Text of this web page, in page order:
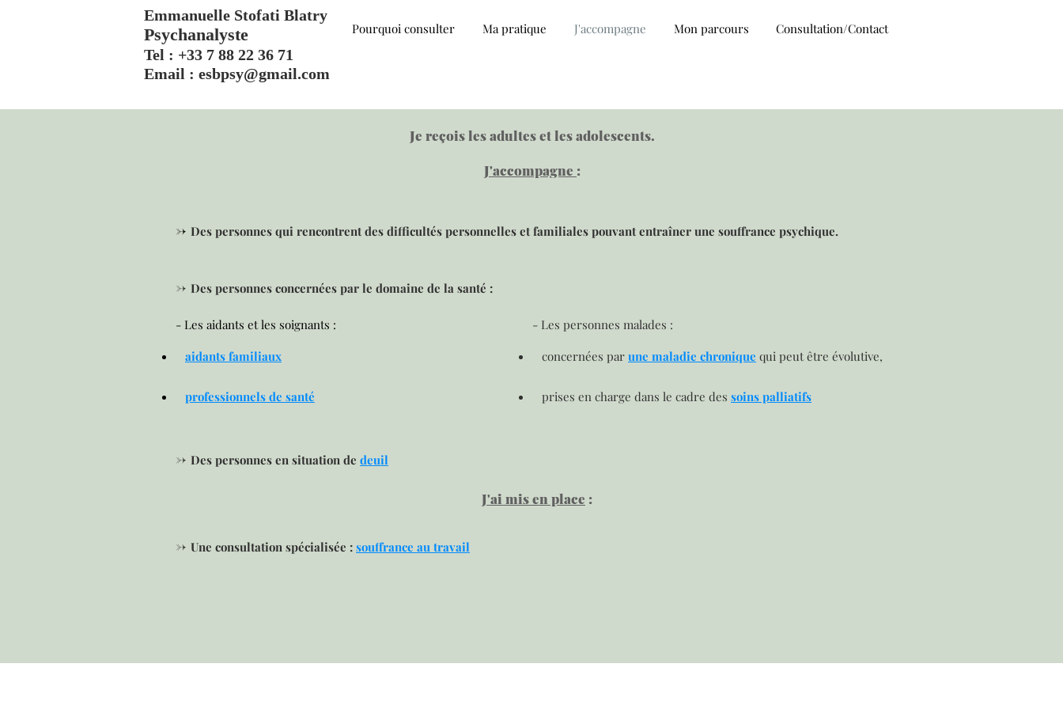
Emmanuelle Stofati Blatry
Psychanalyste
Tel : +33 7 88 22 36 71
Email : esbpsy@gmail.com
Pourquoi consulter Ma pratique J'accompagne Mon parcours Consultation/Contact
Je reçois les adultes et les adolescents.
J'accompagne :
-> Des personnes qui rencontrent des difficultés personnelles et familiales pouvant entraîner une souffrance psychique.
-> Des personnes concernées par le domaine de la santé :
- Les aidants et les soignants :
aidants familiaux
professionnels de santé
- Les personnes malades :
concernées par une maladie chronique qui peut être évolutive,
prises en charge dans le cadre des soins palliatifs
-> Des personnes en situation de deuil
J'ai mis en place :
-> Une consultation spécialisée : souffrance au travail